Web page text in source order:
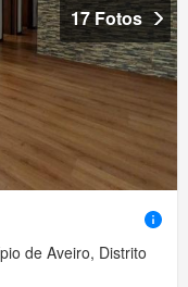
17 Fotos
de Aveiro, Distrito